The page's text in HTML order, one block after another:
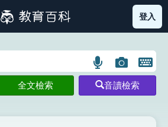
畫索引圖示 部首索引表圖示
登入
語
言
搜
圖
片
搜
開
鍵
圖
全文檢索 音讀檢索